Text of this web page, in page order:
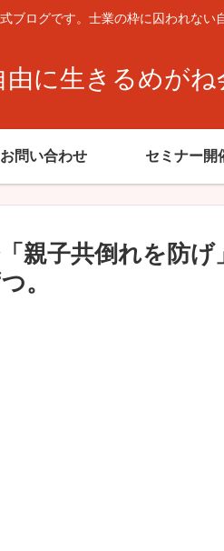
ログです。士業の枠に囚われない
由に生きるめがね
お問い合わせ セミナー開
子共倒れを防げ
。